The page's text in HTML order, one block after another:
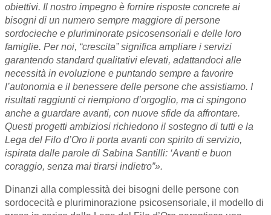
obiettivi. Il nostro impegno è fornire risposte concrete ai
bisogni di un numero sempre maggiore di persone
sordocieche e pluriminorate psicosensoriali e delle loro
famiglie. Per noi, “crescita” significa ampliare i servizi
garantendo standard qualitativi elevati, adattandoci alle
necessità in evoluzione e puntando sempre a favorire
l’autonomia e il benessere delle persone che assistiamo. I
risultati raggiunti ci riempiono d’orgoglio, ma ci spingono
anche a guardare avanti, con nuove sfide da affrontare.
Questi progetti ambiziosi richiedono il sostegno di tutti e la
Lega del Filo d’Oro li porta avanti con spirito di servizio,
ispirata dalle parole di Sabina Santilli: ‘Avanti e buon
coraggio, senza mai tirarsi indietro”».
Dinanzi alla complessità dei bisogni delle persone con
sordocecità e pluriminorazione psicosensoriale, il modello di